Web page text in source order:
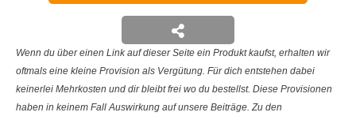
Wenn du über einen Link auf dieser Seite ein Produkt kaufst, erhalten wir
oftmals eine kleine Provision als Vergütung. Für dich entstehen dabei
keinerlei Mehrkosten und dir bleibt frei wo du bestellst. Diese Provisionen
haben in keinem Fall Auswirkung auf unsere Beiträge. Zu den